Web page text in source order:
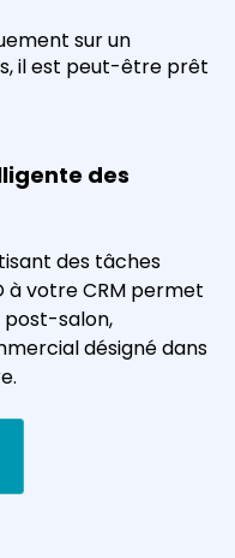
sur un
il est peut-être prêt
des
des tâches
à votre CRM permet
post-salon,
désigné dans